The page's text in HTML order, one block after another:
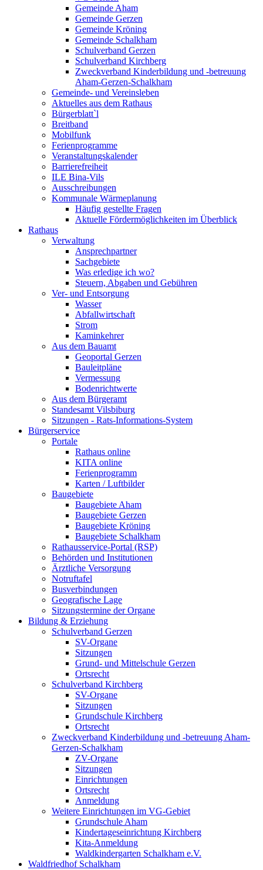
Gemeinde Aham
Gemeinde Gerzen
Gemeinde Kröning
Gemeinde Schalkham
Schulverband Gerzen
Schulverband Kirchberg
Zweckverband Kinderbildung und -betreuung
Aham-Gerzen-Schalkham
Gemeinde- und Vereinsleben
Aktuelles aus dem Rathaus
Bürgerblatt`l
Breitband
Mobilfunk
Ferienprogramme
Veranstaltungskalender
Barrierefreiheit
ILE Bina-Vils
Ausschreibungen
Kommunale Wärmeplanung
Häufig gestellte Fragen
Aktuelle Fördermöglichkeiten im Überblick
Rathaus
Verwaltung
Ansprechpartner
Sachgebiete
Was erledige ich wo?
Steuern, Abgaben und Gebühren
Ver- und Entsorgung
Wasser
Abfallwirtschaft
Strom
Kaminkehrer
Aus dem Bauamt
Geoportal Gerzen
Bauleitpläne
Vermessung
Bodenrichtwerte
Aus dem Bürgeramt
Standesamt Vilsbiburg
Sitzungen - Rats-Informations-System
Bürgerservice
Portale
Rathaus online
KITA online
Ferienprogramm
Karten / Luftbilder
Baugebiete
Baugebiete Aham
Baugebiete Gerzen
Baugebiete Kröning
Baugebiete Schalkham
Rathausservice-Portal (RSP)
Behörden und Institutionen
Ärztliche Versorgung
Notruftafel
Busverbindungen
Geografische Lage
Sitzungstermine der Organe
Bildung & Erziehung
Schulverband Gerzen
SV-Organe
Sitzungen
Grund- und Mittelschule Gerzen
Ortsrecht
Schulverband Kirchberg
SV-Organe
Sitzungen
Grundschule Kirchberg
Ortsrecht
Zweckverband Kinderbildung und -betreuung Aham-
Gerzen-Schalkham
ZV-Organe
Sitzungen
Einrichtungen
Ortsrecht
Anmeldung
Weitere Einrichtungen im VG-Gebiet
Grundschule Aham
Kindertageseinrichtung Kirchberg
Kita-Anmeldung
Waldkindergarten Schalkham e.V.
Waldfriedhof Schalkham